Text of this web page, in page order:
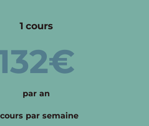
1 cours
par an
cours par semaine